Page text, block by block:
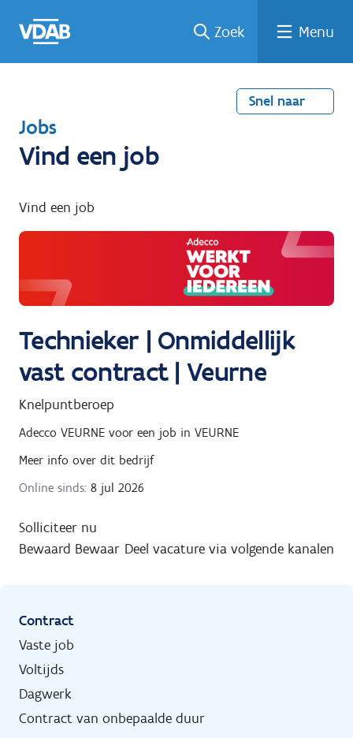
naar
een
een
job
naar
Zoek Menu
Snel naar
T
e
u
g
a
a
r
Jobs
Vind een job
Vind een job
Technieker | Onmiddellijk
vast contract | Veurne
Knelpuntberoep
Adecco VEURNE voor een job in VEURNE
Meer info over dit bedrijf
Online sinds: 8 jul 2026
Solliciteer nu
Bewaard Bewaar Deel vacature via volgende kanalen
Contract
Vaste job
Voltijds
Dagwerk
Contract van onbepaalde duur